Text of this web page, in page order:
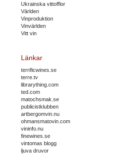
Ukrainska vittofflor
Världen
Vinproduktion
Vinvärlden
Vitt vin
Länkar
terrificwines.se
terre.tv
librarything.com
ted.com
matochsmak.se
publicistklubben
artbergomvin.nu
ohmansmatovin.com
vininfo.nu
finewines.se
vintomas blogg
ljuva druvor